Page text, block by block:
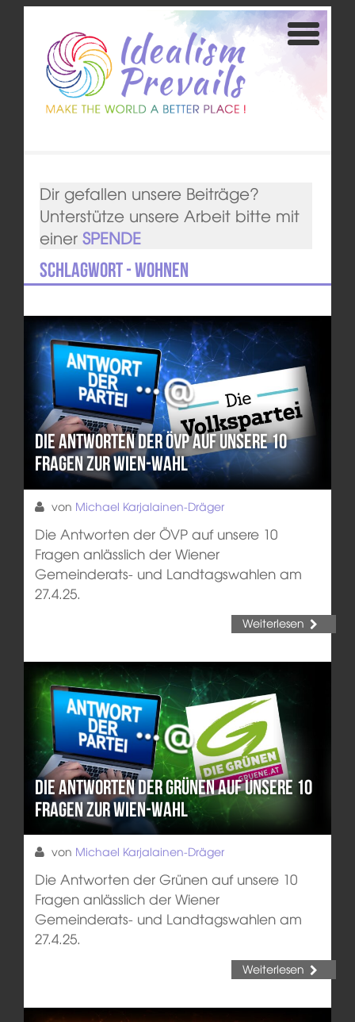
Dir gefallen unsere Beiträge?
Unterstütze unsere Arbeit bitte mit
einer SPENDE
Schlagwort - Wohnen
Die Antworten der ÖVP auf unsere 10
Fragen zur Wien-Wahl
von Michael Karjalainen-Dräger
Die Antworten der ÖVP auf unsere 10
Fragen anlässlich der Wiener
Gemeinderats- und Landtagswahlen am
27.4.25.
Weiterlesen
Die Antworten der Grünen auf unsere 10
Fragen zur Wien-Wahl
von Michael Karjalainen-Dräger
Die Antworten der Grünen auf unsere 10
Fragen anlässlich der Wiener
Gemeinderats- und Landtagswahlen am
27.4.25.
Weiterlesen